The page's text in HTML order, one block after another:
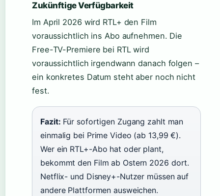
Zukünftige Verfügbarkeit
Im April 2026 wird RTL+ den Film
voraussichtlich ins Abo aufnehmen. Die
Free-TV-Premiere bei RTL wird
voraussichtlich irgendwann danach folgen –
ein konkretes Datum steht aber noch nicht
fest.
Fazit: Für sofortigen Zugang zahlt man
einmalig bei Prime Video (ab 13,99 €).
Wer ein RTL+-Abo hat oder plant,
bekommt den Film ab Ostern 2026 dort.
Netflix- und Disney+-Nutzer müssen auf
andere Plattformen ausweichen.